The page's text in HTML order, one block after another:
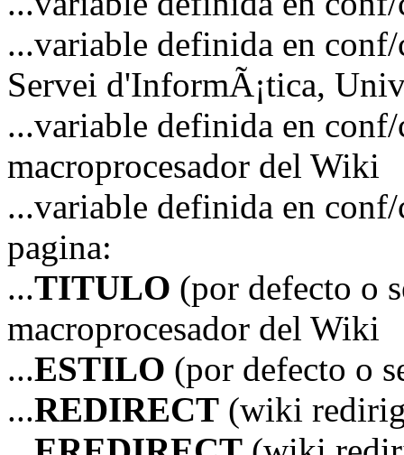
...variable definida en
Servei d'InformÃ¡tica,
...variable definida en
macroprocesador del Wiki
...variable definida en
pagina:
...TITULO (por defecto o
macroprocesador del Wiki
...ESTILO (por defecto o
...REDIRECT (wiki